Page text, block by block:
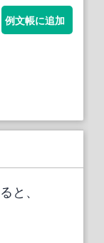
例文帳に追加
と、